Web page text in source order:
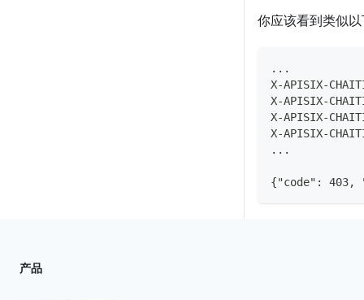
你应该看到类似
...
X-APISIX-
X-APISIX-
X-APISIX-
X-APISIX-
...
{"code": 403,
产品